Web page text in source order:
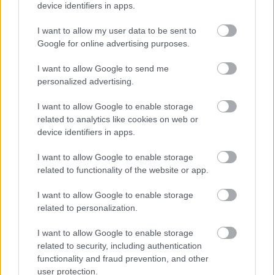
device identifiers in apps.
I want to allow my user data to be sent to
Google for online advertising purposes.
I want to allow Google to send me
personalized advertising.
I want to allow Google to enable storage
related to analytics like cookies on web or
device identifiers in apps.
I want to allow Google to enable storage
related to functionality of the website or app.
I want to allow Google to enable storage
related to personalization.
I want to allow Google to enable storage
related to security, including authentication
functionality and fraud prevention, and other
user protection.
Δείτε ακόμη